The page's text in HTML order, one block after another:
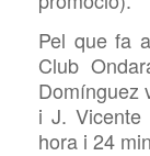
Pel que fa
Club
Domínguez
i J. Vicente
hora i 24